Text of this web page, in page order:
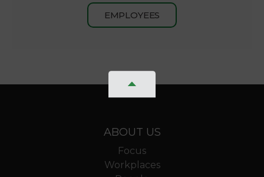
EMPLOYEES
ABOUT US
Focus
Workplaces